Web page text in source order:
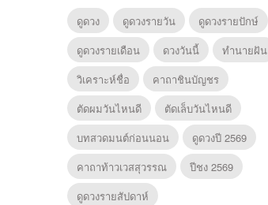
ดูดวง ดูดวงรายวัน
ดูดวงรายปักษ์
ดูดวงรายเดือน
ดวงวันนี้
ทํานายฝัน
วิเคราะห์ชื่อ
คาถาชินบัญชร
ตัดผมวันไหนดี
ตัดเล็บวันไหนดี
บทสวดมนต์ก่อนนอน
ดูดวงปี 2569
คาถาท้าวเวสสุวรรณ
ปีชง 2569
ดูดวงรายสัปดาห์